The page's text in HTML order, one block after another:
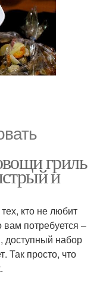
гриль
и
кто не любит
потребуется –
набор
Так просто, что